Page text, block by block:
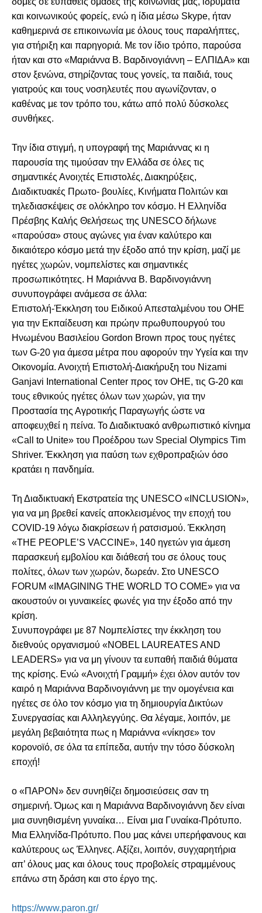
και κοινωνικούς φορείς, ενώ η ίδια μέσω Skype, ήταν
καθημερινά σε επικοινωνία με όλους τους παραλήπτες,
για στήριξη και παρηγοριά. Με τον ίδιο τρόπο, παρούσα
ήταν και στο «Μαριάννα Β. Βαρδινογιάννη – ΕΛΠΙΔΑ» και
στον ξενώνα, στηρίζοντας τους γονείς, τα παιδιά, τους
γιατρούς και τους νοσηλευτές που αγωνίζονταν, ο
καθένας με τον τρόπο του, κάτω από πολύ δύσκολες
συνθήκες.
Την ίδια στιγμή, η υπογραφή της Μαριάννας κι η
παρουσία της τιμούσαν την Ελλάδα σε όλες τις
σημαντικές Ανοιχτές Επιστολές, Διακηρύξεις,
Διαδικτυακές Πρωτο- βουλίες, Κινήματα Πολιτών και
τηλεδιασκέψεις σε ολόκληρο τον κόσμο. Η Ελληνίδα
Πρέσβης Καλής Θελήσεως της UNESCO δήλωνε
«παρούσα» στους αγώνες για έναν καλύτερο και
δικαιότερο κόσμο μετά την έξοδο από την κρίση, μαζί με
ηγέτες χωρών, νομπελίστες και σημαντικές
προσωπικότητες. Η Μαριάννα Β. Βαρδινογιάννη
συνυπογράφει ανάμεσα σε άλλα:
Επιστολή-Έκκληση του Ειδικού Απεσταλμένου του ΟΗΕ
για την Εκπαίδευση και πρώην πρωθυπουργού του
Ηνωμένου Βασιλείου Gordon Brown προς τους ηγέτες
των G-20 για άμεσα μέτρα που αφορούν την Υγεία και την
Οικονομία. Ανοιχτή Επιστολή-Διακήρυξη του Nizami
Ganjavi International Center προς τον ΟΗΕ, τις G-20 και
τους εθνικούς ηγέτες όλων των χωρών, για την
Προστασία της Αγροτικής Παραγωγής ώστε να
αποφευχθεί η πείνα. Το Διαδικτυακό ανθρωπιστικό κίνημα
«Call to Unite» του Προέδρου των Special Olympics Tim
Shriver. Έκκληση για παύση των εχθροπραξιών όσο
κρατάει η πανδημία.
Τη Διαδικτυακή Εκστρατεία της UNESCO «INCLUSION»,
για να μη βρεθεί κανείς αποκλεισμένος την εποχή του
COVID-19 λόγω διακρίσεων ή ρατσισμού. Έκκληση
«THE PEOPLE’S VACCINE», 140 ηγετών για άμεση
παρασκευή εμβολίου και διάθεσή του σε όλους τους
πολίτες, όλων των χωρών, δωρεάν. Στο UNESCO
FORUM «IMAGINING THE WORLD TO COME» για να
ακουστούν οι γυναικείες φωνές για την έξοδο από την
κρίση.
Συνυπογράφει με 87 Νομπελίστες την έκκληση του
διεθνούς οργανισμού «NOBEL LAUREATES AND
LEADERS» για να μη γίνουν τα ευπαθή παιδιά θύματα
της κρίσης. Ενώ «Ανοιχτή Γραμμή» έχει όλον αυτόν τον
καιρό η Μαριάννα Βαρδινογιάννη με την ομογένεια και
ηγέτες σε όλο τον κόσμο για τη δημιουργία Δικτύων
Συνεργασίας και Αλληλεγγύης. Θα λέγαμε, λοιπόν, με
μεγάλη βεβαιότητα πως η Μαριάννα «νίκησε» τον
κορονοϊό, σε όλα τα επίπεδα, αυτήν την τόσο δύσκολη
εποχή!
ο «ΠΑΡΟΝ» δεν συνηθίζει δημοσιεύσεις σαν τη
σημερινή. Όμως και η Μαριάννα Βαρδινογιάννη δεν είναι
μια συνηθισμένη γυναίκα… Είναι μια Γυναίκα-Πρότυπο.
Μια Ελληνίδα-Πρότυπο. Που μας κάνει υπερήφανους και
καλύτερους ως Έλληνες. Αξίζει, λοιπόν, συγχαρητήρια
απ’ όλους μας και όλους τους προβολείς στραμμένους
επάνω στη δράση και στο έργο της.
https://www.paron.gr/